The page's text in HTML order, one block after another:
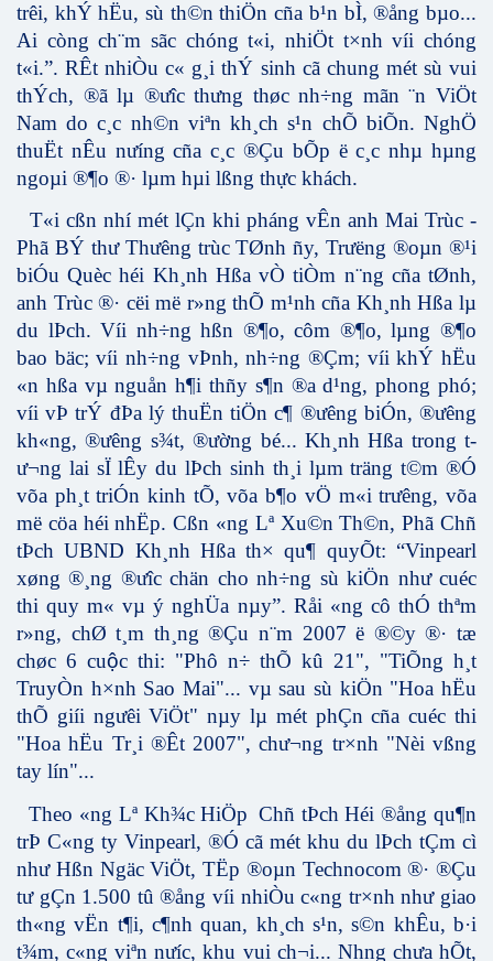
trêi, khÝ hËu, sù th©n thiÖn cña b¹n bÌ, ®ång bµo...
Ai còng ch¨m sãc chóng t«i, nhiÖt t×nh víi chóng
t«i.”. RÊt nhiÒu c« g¸i thÝ sinh cã chung mét sù vui
thÝch, ®ã lµ ®­ưîc th­ưng thøc nh÷ng mãn ¨n ViÖt
Nam do c¸c nh©n viªn kh¸ch s¹n chÕ biÕn. NghÖ
thuËt nÊu nư­íng cña c¸c ®Çu bÕp ë c¸c nhµ hµng
ngoµi ®¶o ®· lµm hµi lßng thực khách.
T«i cßn nhí mét lÇn khi pháng vÊn anh Mai Trùc -
Phã BÝ th­ư Thư­êng trùc TØnh ñy, Trư­ëng ®oµn ®¹i
biÓu Quèc héi Kh¸nh Hßa vÒ tiÒm n¨ng cña tØnh,
anh Trùc ®· cëi më r»ng thÕ m¹nh cña Kh¸nh Hßa lµ
du lÞch. Víi nh÷ng hßn ®¶o, côm ®¶o, lµng ®¶o
bao bäc; víi nh÷ng vÞnh, nh÷ng ®Çm; víi khÝ hËu
«n hßa vµ nguån h¶i thñy s¶n ®a d¹ng, phong phó;
víi vÞ trÝ đÞa lý thuËn tiÖn c¶ ®ư­êng biÓn, ®­ưêng
kh«ng, ®ưêng s¾t, ®­ường bé... Kh¸nh Hßa trong t­
ư¬ng lai sÏ lÊy du lÞch sinh th¸i lµm träng t©m ®Ó
võa ph¸t triÓn kinh tÕ, võa b¶o vÖ m«i tr­ưêng, võa
më cöa héi nhËp. Cßn «ng Lª Xu©n Th©n, Phã Chñ
tÞch UBND Kh¸nh Hßa th× qu¶ quyÕt: “Vinpearl
xøng ®¸ng ®ưîc chän cho nh÷ng sù kiÖn như­ cuéc
thi quy m« vµ ý nghÜa nµy”. Råi «ng cô thÓ thªm
r»ng, chØ t¸m th¸ng ®Çu n¨m 2007 ë ®©y ®· tæ
chøc 6 cuộc thi: "Phô n÷ thÕ kû 21", "TiÕng h¸t
TruyÒn h×nh Sao Mai"... vµ sau sù kiÖn "Hoa hËu
thÕ giíi ng­ưêi ViÖt" nµy lµ mét phÇn cña cuéc thi
"Hoa hËu Tr¸i ®Êt 2007", ch­ư¬ng tr×nh "Nèi vßng
tay lín"...
Theo «ng Lª Kh¾c HiÖp Chñ tÞch Héi ®ång qu¶n
trÞ C«ng ty Vinpearl, ®Ó cã mét khu du lÞch tÇm cì
như­ Hßn Ngäc ViÖt, TËp ®oµn Technocom ®· ®Çu
tư gÇn 1.500 tû ®ång víi nhiÒu c«ng tr×nh như­ giao
th«ng vËn t¶i, c¶nh quan, kh¸ch s¹n, s©n khÊu, b·i
t¾m, c«ng viªn n­ưíc, khu vui ch¬i... Nh­ng ch­ưa hÕt,